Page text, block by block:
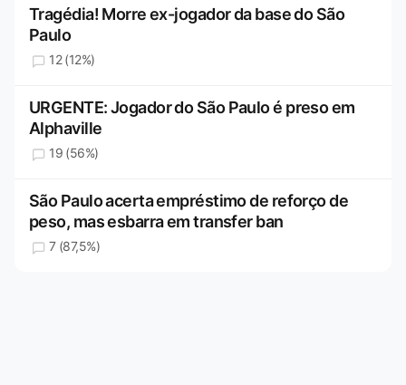
Tragédia! Morre ex-jogador da base do São
Paulo
12 (12%)
URGENTE: Jogador do São Paulo é preso em
Alphaville
19 (56%)
São Paulo acerta empréstimo de reforço de
peso, mas esbarra em transfer ban
7 (87,5%)